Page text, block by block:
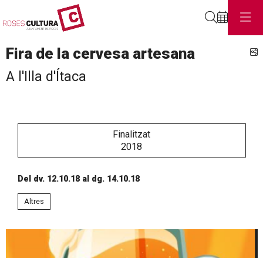
Fira de la cervesa artesana
A l'Illa d'Ítaca
Finalitzat
2018
Del dv. 12.10.18al dg. 14.10.18
Altres